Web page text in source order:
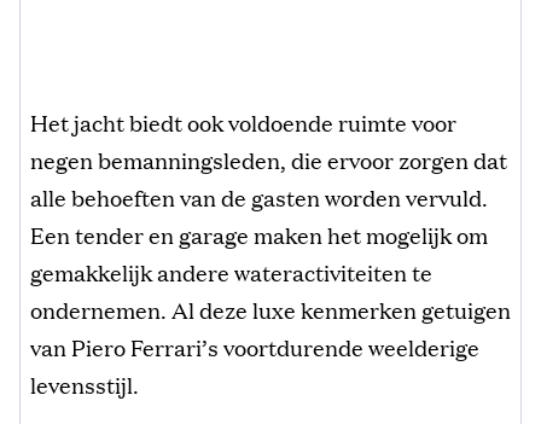
Het jacht biedt ook voldoende ruimte voor
negen bemanningsleden, die ervoor zorgen dat
alle behoeften van de gasten worden vervuld.
Een tender en garage maken het mogelijk om
gemakkelijk andere wateractiviteiten te
ondernemen. Al deze luxe kenmerken getuigen
van Piero Ferrari’s voortdurende weelderige
levensstijl.